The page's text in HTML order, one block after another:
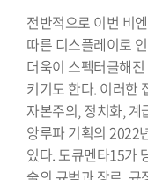
전반적으로 이번 비
따른 디스플레이로
더욱이 스펙터클해
키기도 한다. 이러한
자본주의, 정치화,
앙루파 기획의 2022
있다. 도큐멘타15가